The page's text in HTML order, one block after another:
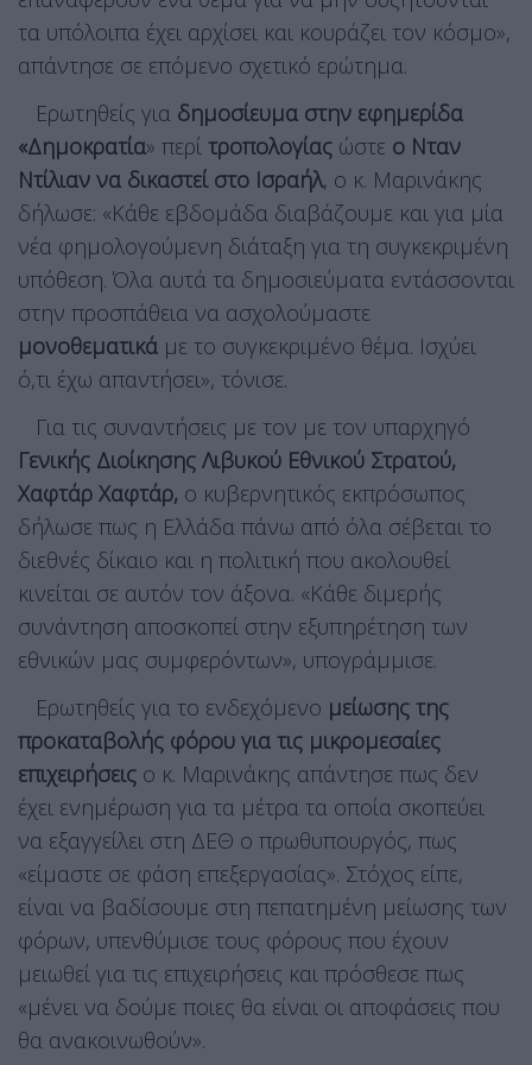
τα υπόλοιπα έχει αρχίσει και κουράζει τον κόσμο»,
απάντησε σε επόμενο σχετικό ερώτημα.
Ερωτηθείς για δημοσίευμα στην εφημερίδα
«Δημοκρατία» περί τροπολογίας ώστε ο Νταν
Ντίλιαν να δικαστεί στο Ισραήλ, ο κ. Μαρινάκης
δήλωσε: «Κάθε εβδομάδα διαβάζουμε και για μία
νέα φημολογούμενη διάταξη για τη συγκεκριμένη
υπόθεση. Όλα αυτά τα δημοσιεύματα εντάσσονται
στην προσπάθεια να ασχολούμαστε
μονοθεματικά με το συγκεκριμένο θέμα. Ισχύει
ό,τι έχω απαντήσει», τόνισε.
Για τις συναντήσεις με τον με τον υπαρχηγό
Γενικής Διοίκησης Λιβυκού Εθνικού Στρατού,
Χαφτάρ Χαφτάρ, ο κυβερνητικός εκπρόσωπος
δήλωσε πως η Ελλάδα πάνω από όλα σέβεται το
διεθνές δίκαιο και η πολιτική που ακολουθεί
κινείται σε αυτόν τον άξονα. «Κάθε διμερής
συνάντηση αποσκοπεί στην εξυπηρέτηση των
εθνικών μας συμφερόντων», υπογράμμισε.
Ερωτηθείς για το ενδεχόμενο μείωσης της
προκαταβολής φόρου για τις μικρομεσαίες
επιχειρήσεις ο κ. Μαρινάκης απάντησε πως δεν
έχει ενημέρωση για τα μέτρα τα οποία σκοπεύει
να εξαγγείλει στη ΔΕΘ ο πρωθυπουργός, πως
«είμαστε σε φάση επεξεργασίας». Στόχος είπε,
είναι να βαδίσουμε στη πεπατημένη μείωσης των
φόρων, υπενθύμισε τους φόρους που έχουν
μειωθεί για τις επιχειρήσεις και πρόσθεσε πως
«μένει να δούμε ποιες θα είναι οι αποφάσεις που
θα ανακοινωθούν».